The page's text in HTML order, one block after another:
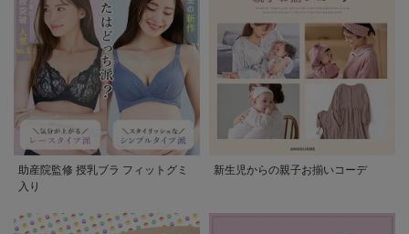
助産院監修 授乳ブラ フィットグミ
入り
新生児からの親子お揃いコーデ